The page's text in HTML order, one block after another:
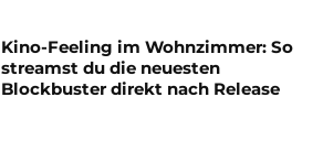
Kino-Feeling im Wohnzimmer: So
streamst du die neuesten
Blockbuster direkt nach Release